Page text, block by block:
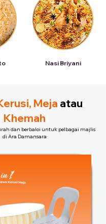
Nasi Briyani
Meja atau
Khemah
dan berbaloi untuk pelbagai majlis
di Ara Damansara